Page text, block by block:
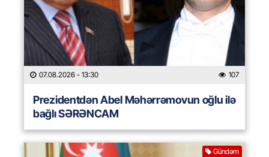
07.08.2026 - 13:30 107
Prezidentdən Abel Məhərrəmovun oğlu ilə
bağlı SƏRƏNCAM
Gündəm